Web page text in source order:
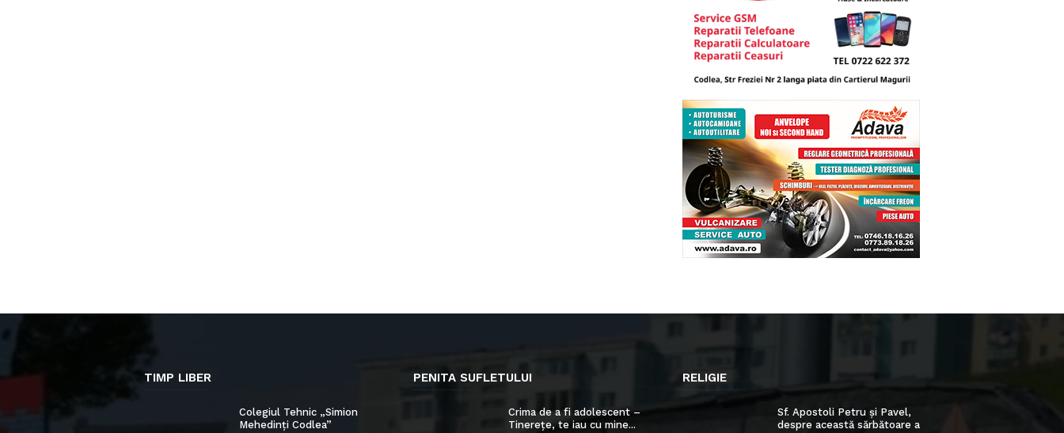
TIMP LIBER
Colegiul Tehnic „Simion
Mehedinți Codlea”
PENITA SUFLETULUI
Crima de a fi adolescent –
Tinerețe, te iau cu mine...
RELIGIE
Sf. Apostoli Petru și Pavel,
despre această sărbătoare a